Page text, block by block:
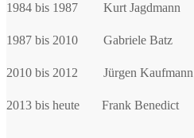
1984 bis 1987 Kurt Jagdmann
1987 bis 2010 Gabriele Batz
2010 bis 2012 Jürgen Kaufmann
2013 bis heute Frank Benedict